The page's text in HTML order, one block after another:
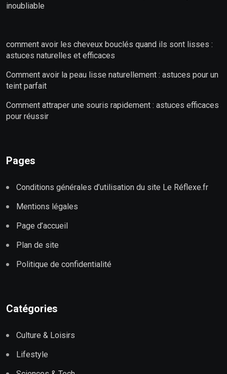
inoubliable
comment avoir les cheveux bouclés quand ils sont lisses :
astuces naturelles et efficaces
Comment avoir la peau lisse naturellement : astuces pour un
teint parfait
Comment attraper une souris rapidement : astuces efficaces
pour réussir
Pages
Conditions générales d’utilisation du site Le Réflexe.fr
Mentions légales
Page d’accueil
Plan de site
Politique de confidentialité
Catégories
Culture & Loisirs
Lifestyle